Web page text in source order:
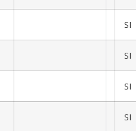
SI
SI
SI
SI